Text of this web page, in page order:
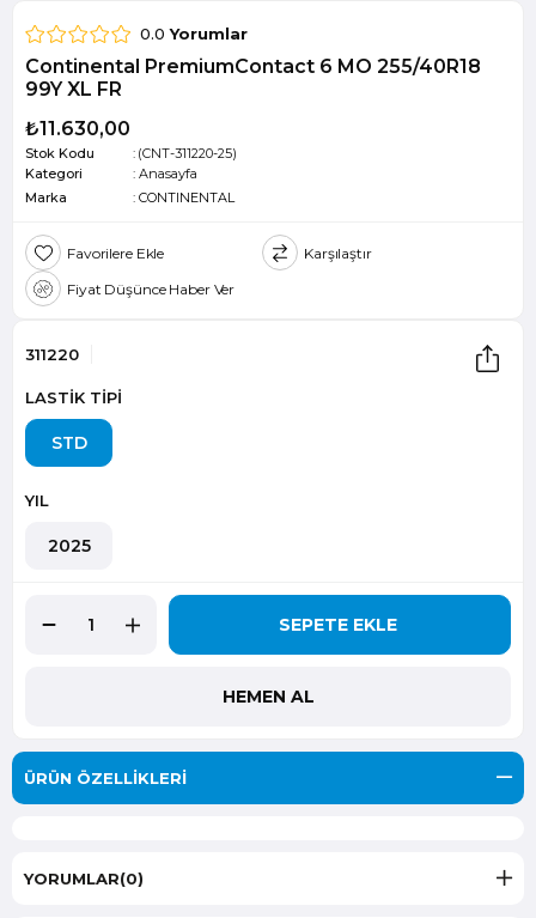
0.0 Yorumlar
Continental PremiumContact 6 MO 255/40R18
99Y XL FR
₺11.630,00
Stok Kodu
(CNT-311220-25)
Kategori
: Anasayfa
Marka
: CONTINENTAL
Favorilere Ekle
Karşılaştır
Fiyat Düşünce Haber Ver
311220
LASTİK TİPİ
STD
YIL
2025
ÜRÜN ÖZELLIKLERI
YORUMLAR(0)